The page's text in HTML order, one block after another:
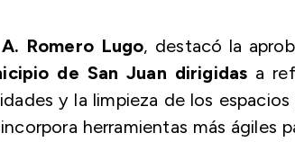
Romero Lugo, destacó la
de San Juan dirigidas a
y la limpieza de los
herramientas más ágiles